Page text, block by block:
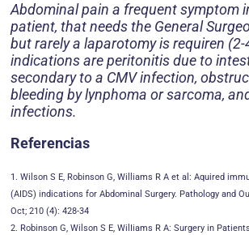
Abdominal pain a frequent symptom
patient, that needs the General
but rarely a laparotomy is requiren (2-
indications are peritonitis due to
secondary to a CMV infection,
bleeding by lynphoma or sarcoma,
infections.
Referencias
1. Wilson S E, Robinson G, Williams R A et al: Aquired
(AIDS) indications for Abdominal Surgery. Pathology and
Oct; 210 (4): 428-34
2. Robinson G, Wilson S E, WilIiams R A: Surgery in